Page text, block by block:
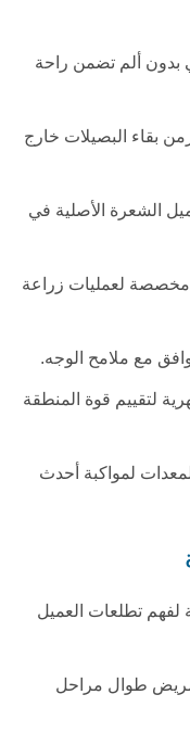
بدون ألم تضمن راحة
بقاء البصيلات خارج
الشعرة الأصلية في
مخصصة لعمليات زراعة
مع ملامح الوجه.
لتقييم قوة المنطقة
لمواكبة أحدث
لفهم تطلعات العميل
طوال مراحل